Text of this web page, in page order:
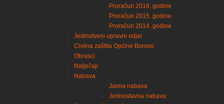
Proračun 2016. godine
Proračun 2015. godine
Proračun 2014. godine
Jedinstveni upravni odjel
Civilna zaštita Općine Borovo
Obrasci
Natječaji
Nabava
Javna nabava
Jednostavna nabava